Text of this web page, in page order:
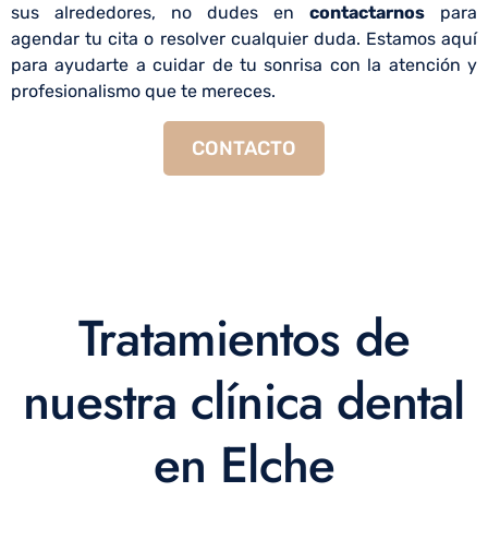
sus alrededores, no dudes en contactarnos para
agendar tu cita o resolver cualquier duda. Estamos aquí
para ayudarte a cuidar de tu sonrisa con la atención y
profesionalismo que te mereces.
CONTACTO
Tratamientos de
nuestra clínica dental
en Elche